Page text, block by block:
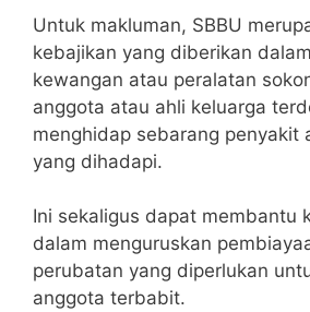
Untuk makluman, SBBU
kebajikan yang diberikan
kewangan atau peralatan
anggota atau ahli keluarga
menghidap sebarang penyakit
yang dihadapi.
Ini sekaligus dapat membantu
dalam menguruskan
perubatan yang diperlukan
anggota terbabit.